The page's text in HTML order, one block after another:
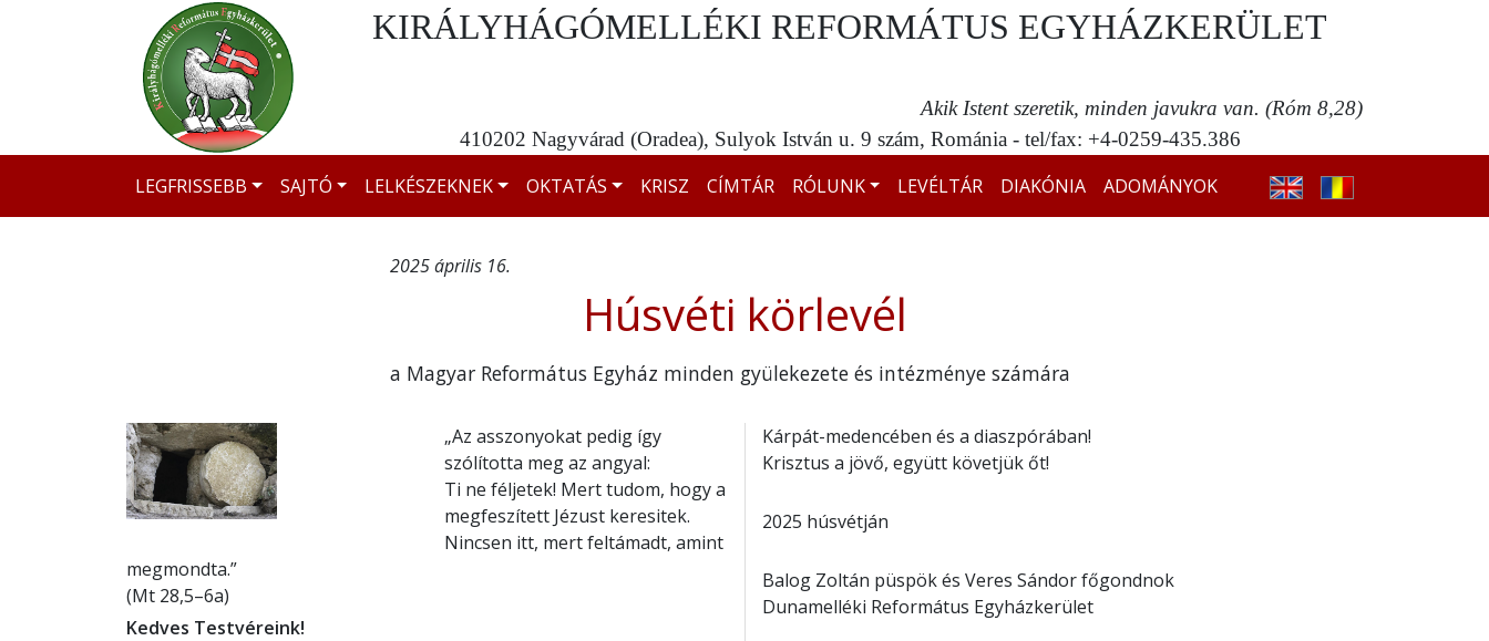
KIRÁLYHÁGÓMELLÉKI REFORMÁTUS EGYHÁZKERÜLET
Akik Istent szeretik, minden javukra van. (Róm 8,28)
410202 Nagyvárad (Oradea), Sulyok István u. 9 szám, Románia - tel/fax: +4-0259-435.386
LEGFRISSEBB SAJTÓ LELKÉSZEKNEK OKTATÁS KRISZ CÍMTÁR RÓLUNK LEVÉLTÁR DIAKÓNIA ADOMÁNYOK
2025 április 16.
Húsvéti körlevél
a Magyar Református Egyház minden gyülekezete és intézménye számára
„Az asszonyokat pedig így
szólította meg az angyal:
Ti ne féljetek! Mert tudom, hogy a
megfeszített Jézust keresitek.
Nincsen itt, mert feltámadt, amint
megmondta.”
(Mt 28,5–6a)
Kedves Testvéreink!
Kárpát-medencében és a diaszpórában!
Krisztus a jövő, együtt követjük őt!
2025 húsvétján
Balog Zoltán püspök és Veres Sándor főgondnok
Dunamelléki Református Egyházkerület